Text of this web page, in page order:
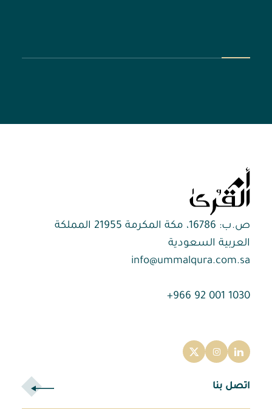
ص.ب: 16786، مكة المكرمة 21955 المملكة
العربية السعودية
info@ummalqura.com.sa
1030 001 92 966+
اتصل بنا